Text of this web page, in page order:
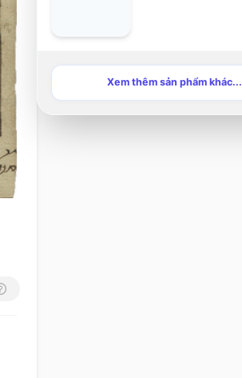
Xem thêm sản phẩm khác...